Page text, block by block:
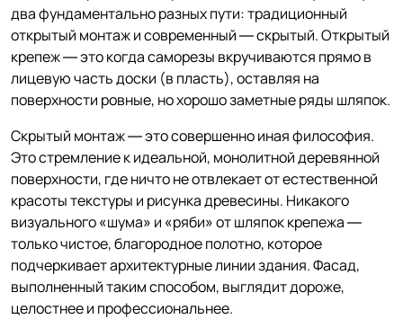
два фундаментально разных пути: традиционный
открытый монтаж и современный — скрытый. Открытый
крепеж — это когда саморезы вкручиваются прямо в
лицевую часть доски (в пласть), оставляя на
поверхности ровные, но хорошо заметные ряды шляпок.
Скрытый монтаж — это совершенно иная философия.
Это стремление к идеальной, монолитной деревянной
поверхности, где ничто не отвлекает от естественной
красоты текстуры и рисунка древесины. Никакого
визуального «шума» и «ряби» от шляпок крепежа —
только чистое, благородное полотно, которое
подчеркивает архитектурные линии здания. Фасад,
выполненный таким способом, выглядит дороже,
целостнее и профессиональнее.